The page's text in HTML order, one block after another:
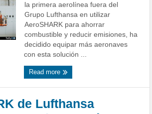
la primera aerolínea fuera del
Grupo Lufthansa en utilizar
AeroSHARK para ahorrar
combustible y reducir emisiones, ha
decidido equipar más aeronaves
con esta solución ...
Read more
de Lufthansa